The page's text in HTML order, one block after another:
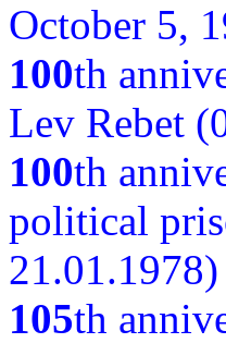
October 5,
100th
Lev Rebet
100th
political
21.01.1978)
105th